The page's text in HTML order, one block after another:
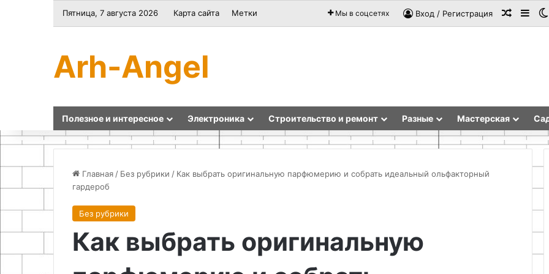
Пятница, 7 августа 2026 Карта сайта Метки Мы в соцсетях Вход / Регистрация
Arh-Angel
Полезное и интересное Электроника Строительство и ремонт Разные Мастерская
Главная / Без рубрики / Как выбрать оригинальную парфюмерию и собрать идеальный ольфакторный
гардероб
Без рубрики
Как выбрать оригинальную
подарков
своими
с
набором